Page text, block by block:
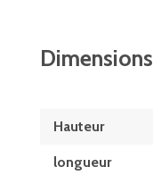
Dimensions
Hauteur
longueur